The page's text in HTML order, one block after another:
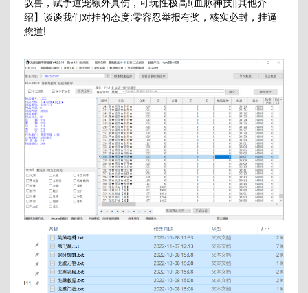
绍】谈谈我们对挂的态度:零容忍举报有奖，核实必封，挂逼
您道!